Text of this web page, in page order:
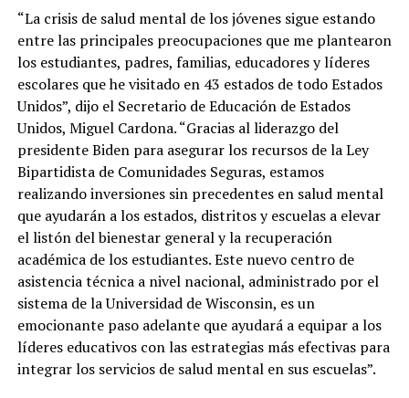
“La crisis de salud mental de los jóvenes sigue estando
entre las principales preocupaciones que me plantearon
los estudiantes, padres, familias, educadores y líderes
escolares que he visitado en 43 estados de todo Estados
Unidos”, dijo el Secretario de Educación de Estados
Unidos, Miguel Cardona. “Gracias al liderazgo del
presidente Biden para asegurar los recursos de la Ley
Bipartidista de Comunidades Seguras, estamos
realizando inversiones sin precedentes en salud mental
que ayudarán a los estados, distritos y escuelas a elevar
el listón del bienestar general y la recuperación
académica de los estudiantes. Este nuevo centro de
asistencia técnica a nivel nacional, administrado por el
sistema de la Universidad de Wisconsin, es un
emocionante paso adelante que ayudará a equipar a los
líderes educativos con las estrategias más efectivas para
integrar los servicios de salud mental en sus escuelas”.